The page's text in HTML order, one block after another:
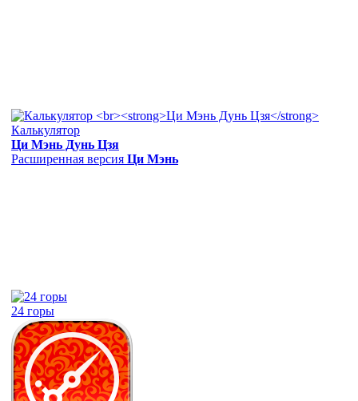
Калькулятор
Ци Мэнь Дунь Цзя
Расширенная версия Ци Мэнь
24 горы